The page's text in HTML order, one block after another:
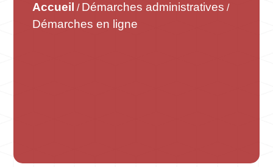
Accueil / Démarches administratives /
Démarches en ligne